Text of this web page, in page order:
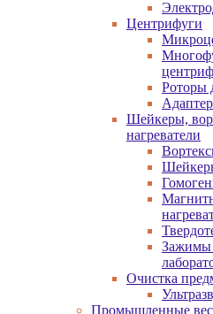
Центрифуги
Роторы
Шейкеры,
нагреватели
Зажимы
Очистка
Промышленные